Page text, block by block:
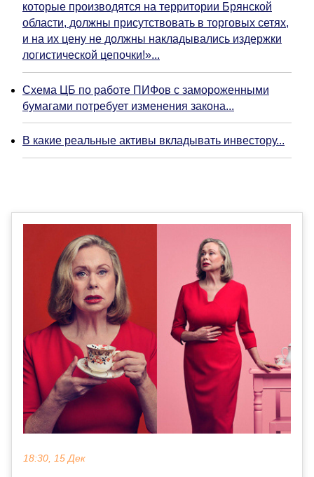
которые производятся на территории Брянской
области, должны присутствовать в торговых сетях,
и на их цену не должны накладывались издержки
логистической цепочки!»...
Схема ЦБ по работе ПИФов с замороженными
бумагами потребует изменения закона...
В какие реальные активы вкладывать инвестору...
18:30, 15 Дек